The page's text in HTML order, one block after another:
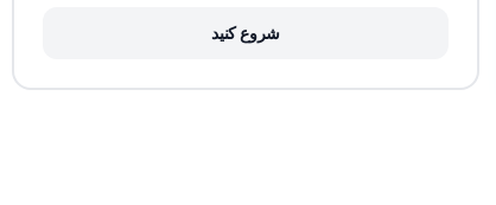
شروع کنید